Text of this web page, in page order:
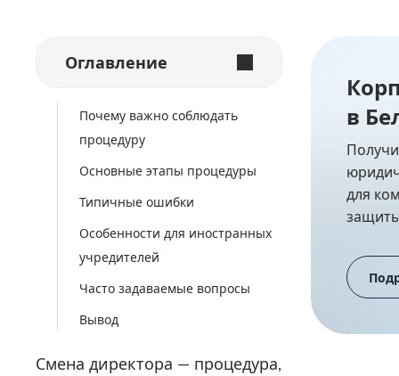
Оглавление
Почему важно соблюдать
процедуру
Основные этапы процедуры
Типичные ошибки
Особенности для иностранных
учредителей
Часто задаваемые вопросы
Вывод
Смена директора — процедура,
в
для